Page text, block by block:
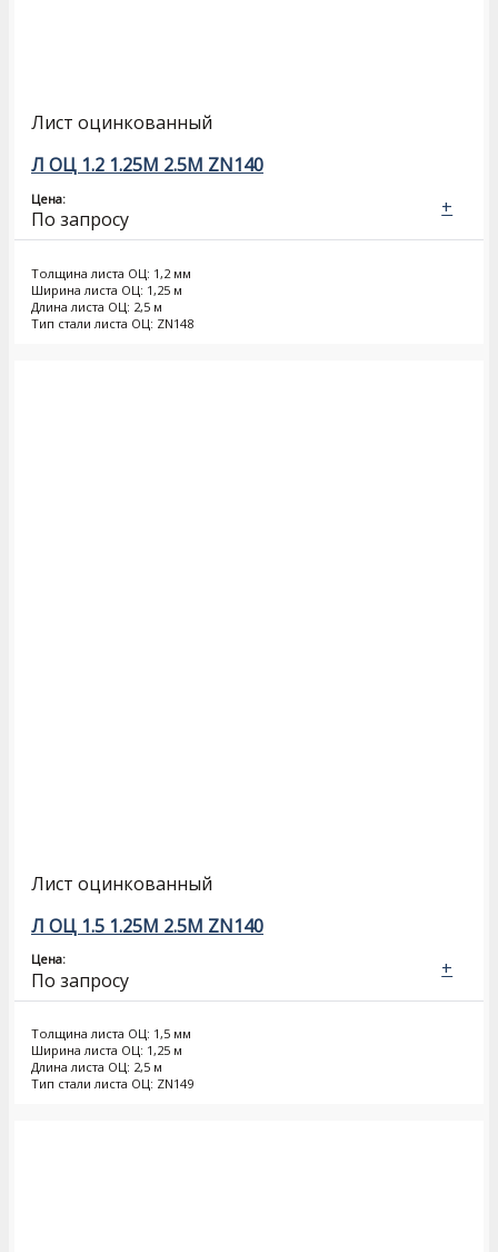
Лист оцинкованный
Л ОЦ 1.2 1.25М 2.5М ZN140
Цена:
По запросу
Толщина листа ОЦ: 1,2 мм
Ширина листа ОЦ: 1,25 м
Длина листа ОЦ: 2,5 м
Тип стали листа ОЦ: ZN148
+
Лист оцинкованный
Л ОЦ 1.5 1.25М 2.5М ZN140
Цена:
По запросу
Толщина листа ОЦ: 1,5 мм
Ширина листа ОЦ: 1,25 м
Длина листа ОЦ: 2,5 м
Тип стали листа ОЦ: ZN149
+